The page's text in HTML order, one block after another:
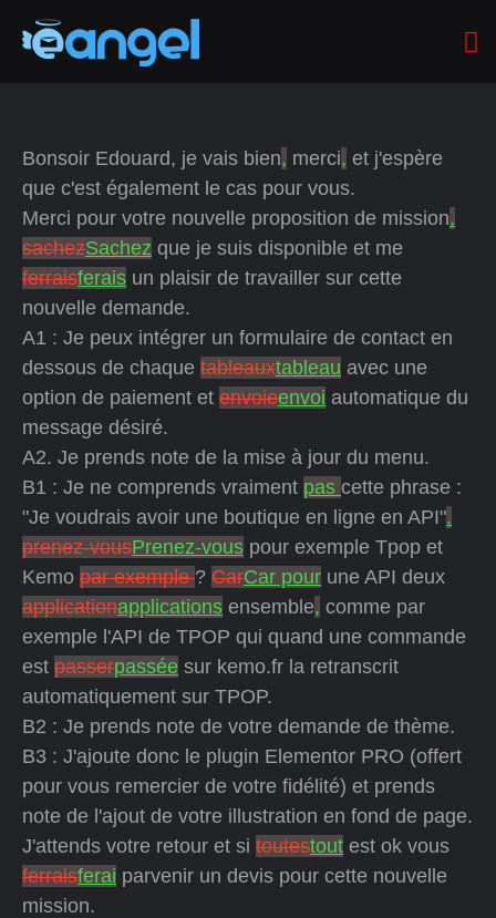
Bonsoir Edouard, je vais bien, merci, et j'espère
que c'est également le cas pour vous.
Merci pour votre nouvelle proposition de mission.
sachezSachez que je suis disponible et me
ferraisferais un plaisir de travailler sur cette
nouvelle demande.
A1 : Je peux intégrer un formulaire de contact en
dessous de chaque tableauxtableau avec une
option de paiement et envoieenvoi automatique du
message désiré.
A2. Je prends note de la mise à jour du menu.
B1 : Je ne comprends vraiment pas cette phrase :
"Je voudrais avoir une boutique en ligne en API".
prenez-vousPrenez-vous pour exemple Tpop et
Kemo par exemple? CarCar pour une API deux
applicationapplications ensemble, comme par
exemple l'API de TPOP qui quand une commande
est passerpassée sur kemo.fr la retranscrit
automatiquement sur TPOP.
B2 : Je prends note de votre demande de thème.
B3 : J'ajoute donc le plugin Elementor PRO (offert
pour vous remercier de votre fidélité) et prends
note de l'ajout de votre illustration en fond de page.
J'attends votre retour et si toutestout est ok vous
ferraisferai parvenir un devis pour cette nouvelle
mission.